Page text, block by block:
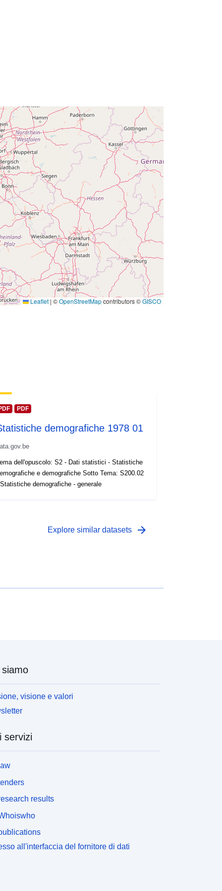
Leaflet | ©OpenStreetMapcontributors ©GISCO
2687-id
public
01 January 1995
- 31 December 1995
PDF
demografiche 1978 01
dell'opuscolo: S2 - Dati statistici - Statistiche
e demografiche Sotto Tema: S200.02
demografiche - generale
Explore similar datasets arrow_forward
siamo
visione e valori
servizi
results
all'interfaccia del fornitore di dati